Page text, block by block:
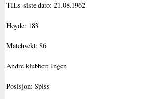
TILs-siste dato: 21.08.1962
Høyde: 183
Matchvekt: 86
Andre klubber: Ingen
Posisjon: Spiss